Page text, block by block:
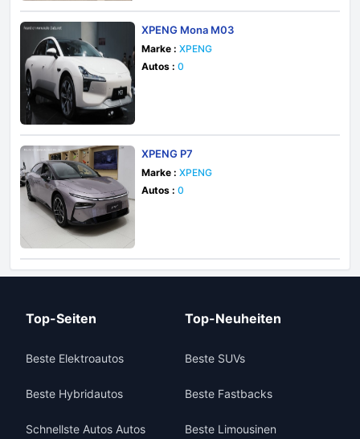
XPENG Mona M03
Marke : XPENG
Autos : 0
XPENG P7
Marke : XPENG
Autos : 0
Top-Seiten
Beste Elektroautos
Beste Hybridautos
Schnellste Autos Autos
Top-Neuheiten
Beste SUVs
Beste Fastbacks
Beste Limousinen